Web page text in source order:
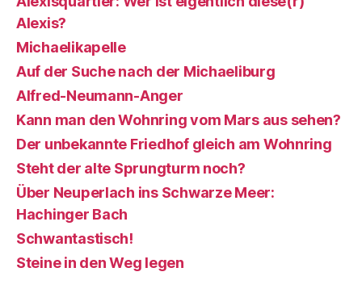
Alexis?
Michaelikapelle
Auf der Suche nach der Michaeliburg
Alfred-Neumann-Anger
Kann man den Wohnring vom Mars aus sehen?
Der unbekannte Friedhof gleich am Wohnring
Steht der alte Sprungturm noch?
Über Neuperlach ins Schwarze Meer:
Hachinger Bach
Schwantastisch!
Steine in den Weg legen